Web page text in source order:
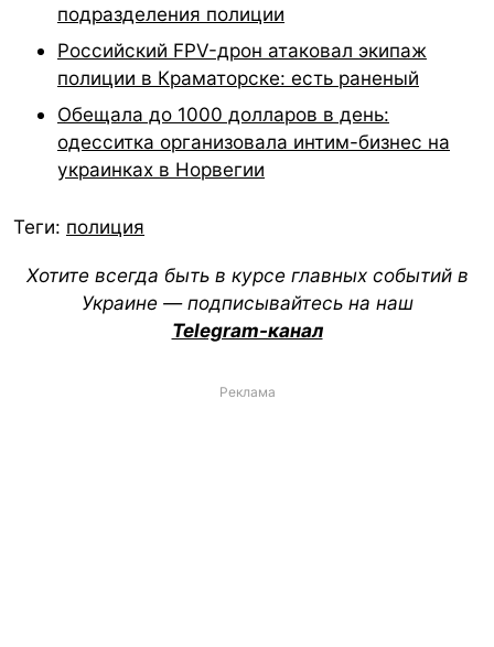
подразделения полиции
Российский FPV-дрон атаковал экипаж
полиции в Краматорске: есть раненый
Обещала до 1000 долларов в день:
одесситка организовала интим-бизнес на
украинках в Норвегии
Теги: полиция
Хотите всегда быть в курсе главных событий в
Украине — подписывайтесь на наш
Telegram-канал
Реклама